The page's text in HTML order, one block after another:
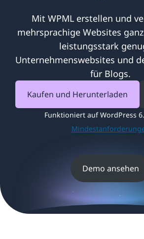
Mit WPML erstellen und
mehrsprachige Websites
leistungsstark
Unternehmenswebsites und
für Blogs.
Kaufen und Herunterladen
Funktioniert auf WordPress
Demo ansehen